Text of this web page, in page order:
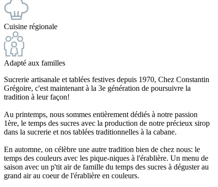
Cuisine régionale
Adapté aux familles
Sucrerie artisanale et tablées festives depuis 1970, Chez Constantin
Grégoire, c'est maintenant à la 3e génération de poursuivre la
tradition à leur façon!
Au printemps, nous sommes entièrement dédiés à notre passion
1ère, le temps des sucres avec la production de notre précieux sirop
dans la sucrerie et nos tablées traditionnelles à la cabane.
En automne, on célèbre une autre tradition bien de chez nous: le
temps des couleurs avec les pique-niques à l'érablière. Un menu de
saison avec un p'tit air de famille du temps des sucres à déguster au
grand air au coeur de l'érablière en couleurs.